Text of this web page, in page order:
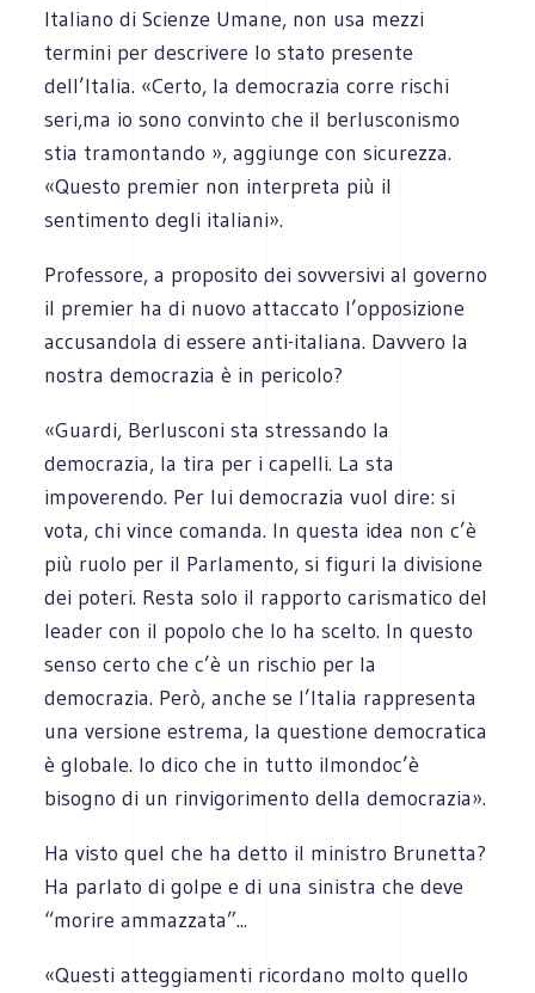
Italiano di Scienze Umane, non usa mezzi
termini per descrivere lo stato presente
dell’Italia. «Certo, la democrazia corre rischi
seri,ma io sono convinto che il berlusconismo
stia tramontando », aggiunge con sicurezza.
«Questo premier non interpreta più il
sentimento degli italiani».
Professore, a proposito dei sovversivi al governo
il premier ha di nuovo attaccato l’opposizione
accusandola di essere anti-italiana. Davvero la
nostra democrazia è in pericolo?
«Guardi, Berlusconi sta stressando la
democrazia, la tira per i capelli. La sta
impoverendo. Per lui democrazia vuol dire: si
vota, chi vince comanda. In questa idea non c’è
più ruolo per il Parlamento, si figuri la divisione
dei poteri. Resta solo il rapporto carismatico del
leader con il popolo che lo ha scelto. In questo
senso certo che c’è un rischio per la
democrazia. Però, anche se l’Italia rappresenta
una versione estrema, la questione democratica
è globale. Io dico che in tutto ilmondoc’è
bisogno di un rinvigorimento della democrazia».
Ha visto quel che ha detto il ministro Brunetta?
Ha parlato di golpe e di una sinistra che deve
“morire ammazzata”...
«Questi atteggiamenti ricordano molto quello